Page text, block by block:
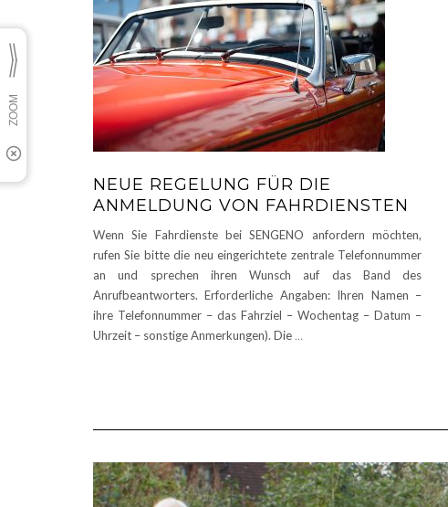
NEUE REGELUNG FÜR DIE
ANMELDUNG VON FAHRDIENSTEN
Wenn Sie Fahrdienste bei SENGENO anfordern möchten,
rufen Sie bitte die neu eingerichtete zentrale Telefonnummer
an und sprechen ihren Wunsch auf das Band des
Anrufbeantworters. Erforderliche Angaben: Ihren Namen –
ihre Telefonnummer – das Fahrziel – Wochentag – Datum –
Uhrzeit – sonstige Anmerkungen). Die …